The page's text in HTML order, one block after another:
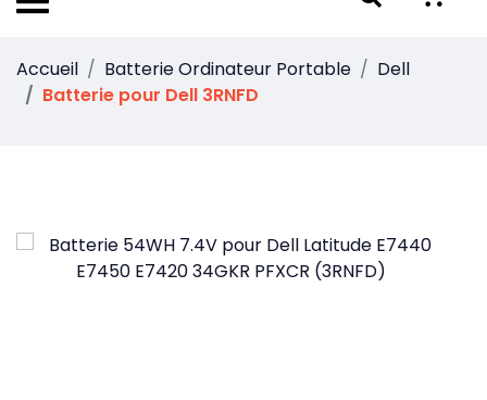
Accueil Batterie Ordinateur Portable
Dell
Batterie pour Dell 3RNFD